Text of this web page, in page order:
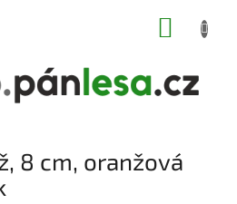
8 cm, oranžová